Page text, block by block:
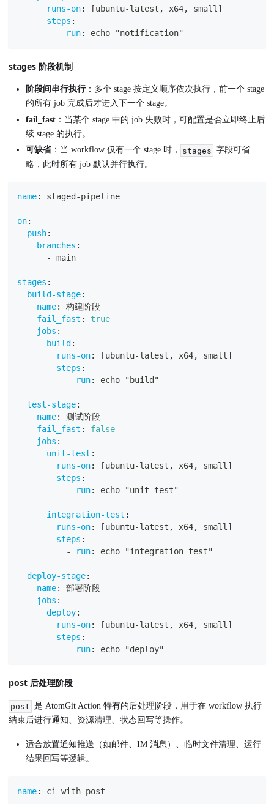
runs-on: [ubuntu-latest , x64, small ]
steps :
-
run: echo "notification"
stages 阶段机制
阶段间串行执行：多个 stage 按定义顺序依次执行，前一个 stage
的所有 job 完成后才进入下一个 stage。
fail_fast ：当某个 stage 中的 job 失败时，可配置是否立即终止后
续 stage 的执行。
可缺省：当 workflow 仅有一个 stage 时， stages 字段可省
略，此时所有 job 默认并行执行。
name: staged -pipeline
on:
push:
branches :
-
main
stages :
build-stage:
name:
构建阶段
fail_fast :
true
jobs :
build :
runs-on: [ubuntu-latest , x64, small ]
steps :
-
run: echo "build"
test-stage:
name:
测试阶段
fail_fast :
false
jobs :
unit-test :
runs-on: [ubuntu-latest , x64, small ]
steps :
-
run: echo "unit test"
integration-test :
runs-on: [ubuntu-latest , x64, small ]
steps :
-
run: echo "integration test"
deploy-stage:
name:
部署阶段
jobs :
deploy:
runs-on: [ubuntu-latest , x64, small ]
steps :
-
run: echo "deploy"
post 后处理阶段
post 是 AtomGit Action 特有的后处理阶段，用于在 workflow 执行
结束后进行通知、资源清理、状态回写等操作。
适合放置通知推送（如邮件、IM 消息）、临时文件清理、运行
结果回写等逻辑。
name: ci -with-post